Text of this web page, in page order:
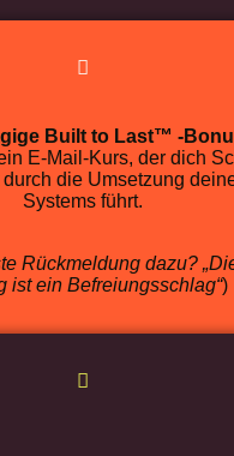
Built to Last™ -
E-Mail-Kurs, der dich
durch die Umsetzung
Systems führt.
Rückmeldung dazu?
ist ein Befreiungsschlag“)